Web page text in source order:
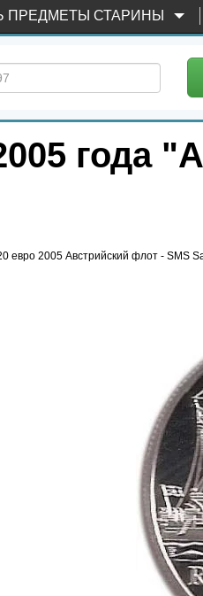
ПРЕДМЕТЫ СТАРИНЫ
года
евро 2005 Австрийский флот - SMS